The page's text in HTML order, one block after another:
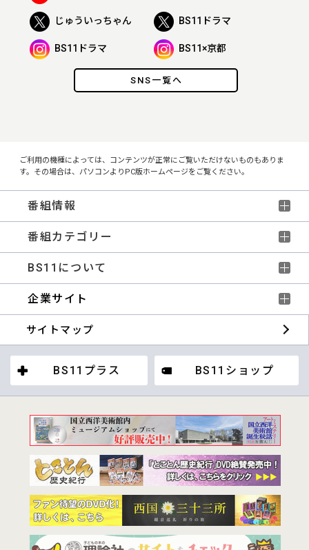
SNS一覧へ
じゅういっちゃん BS11ドラマ
BS11ドラマ BS11×京都
ご利用の機種によっては、コンテンツが正常にご覧いただけないものもありま
す。その場合は、パソコンよりPC版ホームページをご覧ください。
番組情報
番組カテゴリー
BS11について
企業サイト
サイトマップ
BS11プラス BS11ショップ